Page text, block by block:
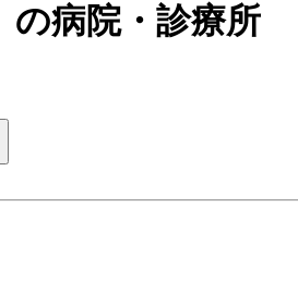
の病院・診療所